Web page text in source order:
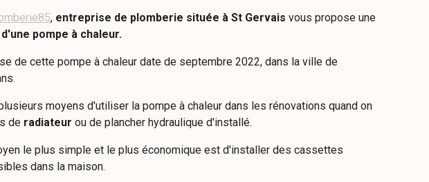
, entreprise de plomberie située à St Gervais vous propose une
pompe à chaleur.
de cette pompe à chaleur date de septembre 2022, dans la ville de
plusieurs moyens d'utiliser la pompe à chaleur dans les rénovations quand on
de radiateur ou de plancher hydraulique d'installé.
le plus simple et le plus économique est d'installer des cassettes
dans la maison.